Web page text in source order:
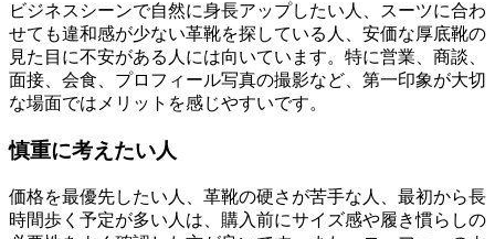
ビジネスシーンで自然に身長アップしたい人、スーツに合わ
せても違和感が少ない革靴を探している人、安価な厚底靴の
見た目に不安がある人には向いています。特に営業、商談、
面接、会食、プロフィール写真の撮影など、第一印象が大切
な場面ではメリットを感じやすいです。
慎重に考えたい人
価格を最優先したい人、革靴の硬さが苦手な人、最初から長
時間歩く予定が多い人は、購入前にサイズ感や履き慣らしの